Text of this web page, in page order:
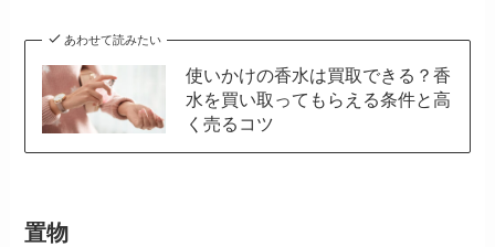
あわせて読みたい
使いかけの香水は買取できる？香
水を買い取ってもらえる条件と高
く売るコツ
置物